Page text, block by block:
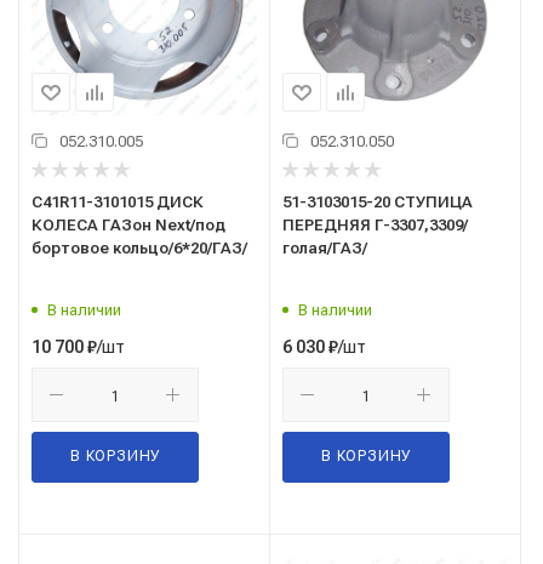
052.310.005
C41R11-3101015 ДИСК
КОЛЕСА ГАЗон Next/под
бортовое кольцо/6*20/ГАЗ/
В наличии
10 700₽/шт
В КОРЗИНУ
052.310.050
51-3103015-20 СТУПИЦА
ПЕРЕДНЯЯ Г-3307,3309/
голая/ГАЗ/
В наличии
6 030₽/шт
В КОРЗИНУ